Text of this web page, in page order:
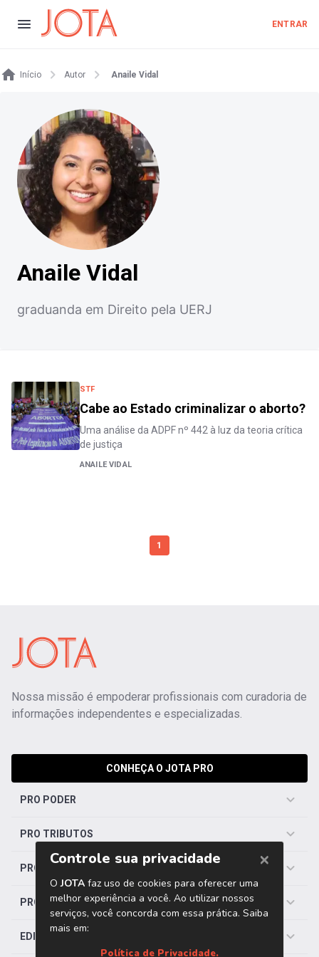
ENTRAR
Início Autor Anaile Vidal
Anaile Vidal
graduanda em Direito pela UERJ
STF
Cabe ao Estado criminalizar o aborto?
Uma análise da ADPF nº 442 à luz da teoria crítica
de justiça
ANAILE VIDAL
1
Nossa missão é empoderar profissionais com curadoria de
informações independentes e especializadas.
CONHEÇA O JOTA PRO
PRO PODER
PRO TRIBUTOS
PRO TRABALHISTA
PRO SAÚDE
EDITORIAS